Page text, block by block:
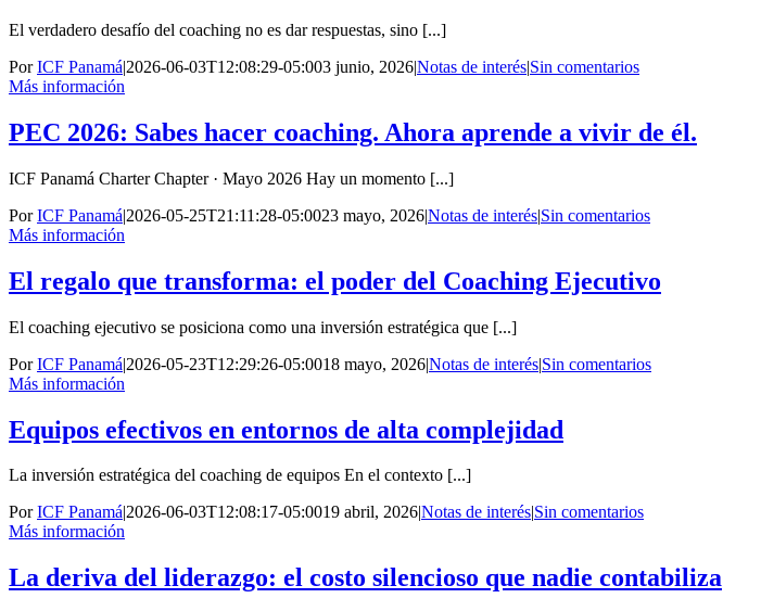
El verdadero desafío del coaching no es dar respuestas, sino [...]
PorICF Panamá|2026-06-03T12:08:29-05:003 junio, 2026|Notas de interés|Sin comentarios
Más información
PEC 2026: Sabes hacer coaching. Ahora aprende a vivir de él.
ICF Panamá Charter Chapter · Mayo 2026 Hay un momento [...]
PorICF Panamá|2026-05-25T21:11:28-05:0023 mayo, 2026|Notas de interés|Sin comentarios
Más información
El regalo que transforma: el poder del Coaching Ejecutivo
El coaching ejecutivo se posiciona como una inversión estratégica que [...]
PorICF Panamá|2026-05-23T12:29:26-05:0018 mayo, 2026|Notas de interés|Sin comentarios
Más información
Equipos efectivos en entornos de alta complejidad
La inversión estratégica del coaching de equipos En el contexto [...]
PorICF Panamá2026-06-03T12:08:17-05:0019 abril, 2026Notas de interés Sin comentarios
Más información
La deriva del liderazgo: el costo silencioso que nadie contabiliza